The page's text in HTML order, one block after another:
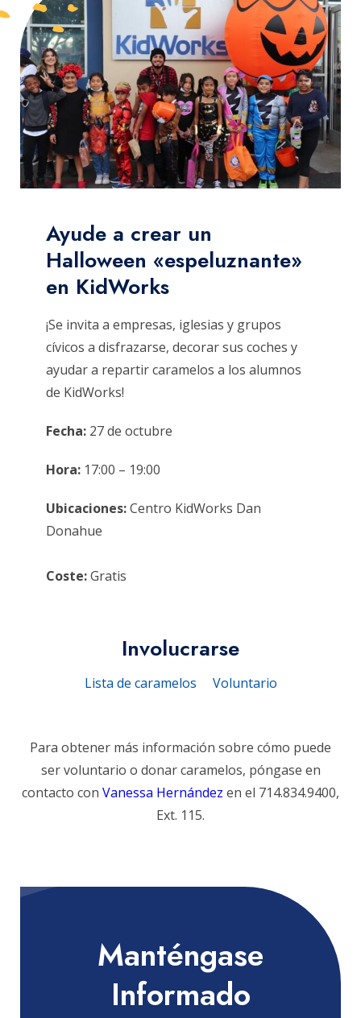
Ayude a crear un
Halloween «espeluznante»
en KidWorks
¡Se invita a empresas, iglesias y grupos
cívicos a disfrazarse, decorar sus coches y
ayudar a repartir caramelos a los alumnos
de KidWorks!
Fecha:27 de octubre
Hora:17:00 – 19:00
Ubicaciones:Centro KidWorks Dan
Donahue
Coste:Gratis
Involucrarse
Lista de caramelos Voluntario
Para obtener más información sobre cómo puede
ser voluntario o donar caramelos, póngase en
contacto con Vanessa Hernández en el 714.834.9400,
Ext. 115.
Manténgase
Informado